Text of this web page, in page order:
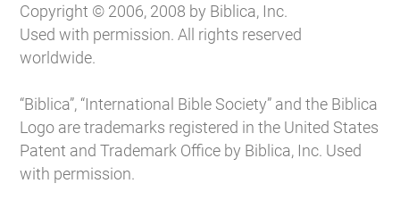
Copyright © 2006, 2008 by Biblica, Inc.
Used with permission. All rights reserved
worldwide.
“Biblica”, “International Bible Society” and the Biblica
Logo are trademarks registered in the United States
Patent and Trademark Office by Biblica, Inc. Used
with permission.